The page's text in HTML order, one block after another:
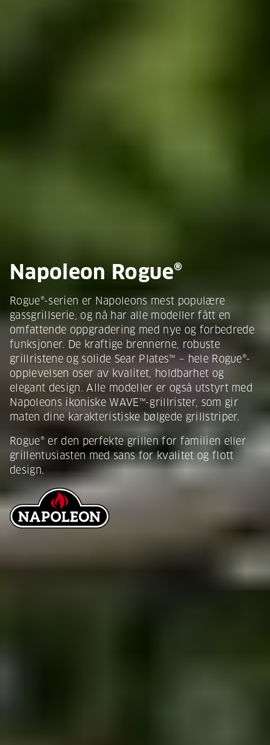
Napoleon Rogue®
Rogue®-serien er Napoleons mest populære
gassgrillserie, og nå har alle modeller fått en
omfattende oppgradering med nye og forbedrede
funksjoner. De kraftige brennerne, robuste
grillristene og solide Sear Plates™ – hele Rogue®-
opplevelsen oser av kvalitet, holdbarhet og
elegant design. Alle modeller er også utstyrt med
Napoleons ikoniske WAVE™-grillrister, som gir
maten dine karakteristiske bølgede grillstriper.
Rogue® er den perfekte grillen for familien eller
grillentusiasten med sans for kvalitet og flott
design.